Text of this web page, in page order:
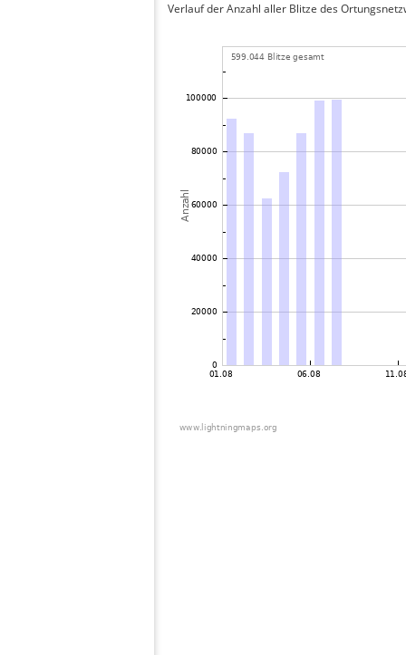
Verlauf der Anzahl aller Blitze des